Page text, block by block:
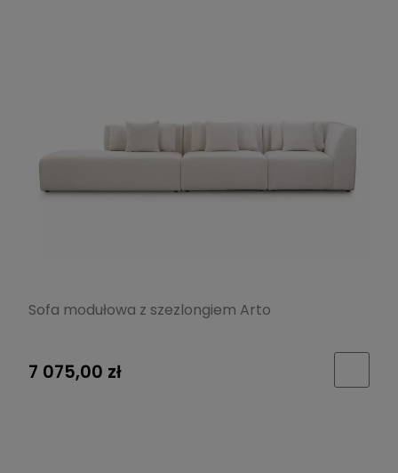
Sofa modułowa z szezlongiem Arto
7 075,00 zł